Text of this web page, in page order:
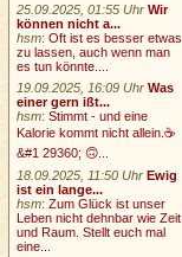
25.09.2025, 01:55 Uhr Wir
können nicht a...
hsm:Oft ist es besser etwas
zu lassen, auch wenn man
es tun könnte....
19.09.2025, 16:09 Uhr Was
einer gern ißt...
hsm:Stimmt - und eine
Kalorie kommt nicht allein.☕
&#1 29360; 🙃...
18.09.2025, 11:50 Uhr Ewig
ist ein lange...
hsm:Zum Glück ist unser
Leben nicht dehnbar wie Zeit
und Raum. Stellt euch mal
eine...